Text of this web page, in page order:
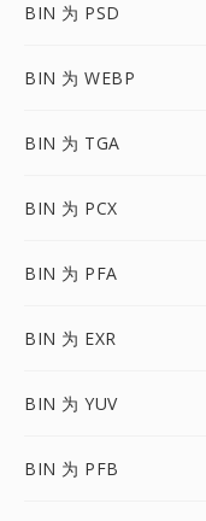
BIN 为 PSD
BIN 为 WEBP
BIN 为 TGA
BIN 为 PCX
BIN 为 PFA
BIN 为 EXR
BIN 为 YUV
BIN 为 PFB